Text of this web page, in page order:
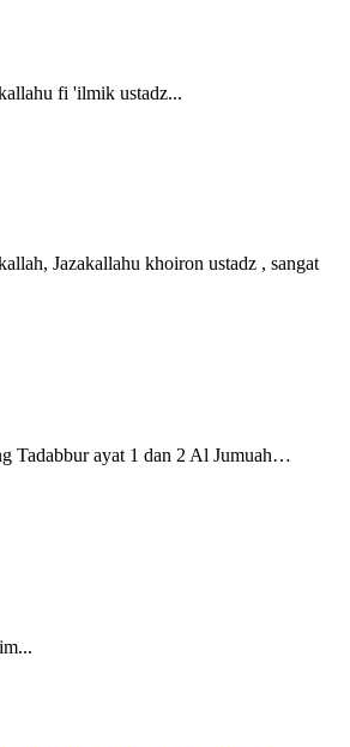
fi 'ilmik ustadz...
Jazakallahu khoiron ustadz , sangat
Tadabbur ayat 1 dan 2 Al Jumuah…